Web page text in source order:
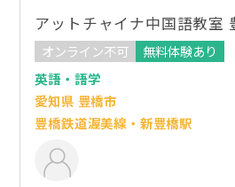
アットチャイナ中国語教室
オンライン不可
無料体験あり
英語・語学
愛知県 豊橋市
豊橋鉄道渥美線・新豊橋駅